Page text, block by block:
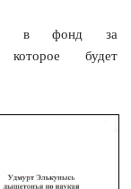
в фонд за
которое будет